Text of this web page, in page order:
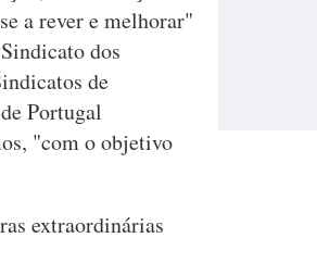
a rever e melhorar"
dos
de
Portugal
"com o objetivo
extraordinárias